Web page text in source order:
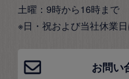
土曜：9時から16時まで
※日・祝および当社休業日
お問い